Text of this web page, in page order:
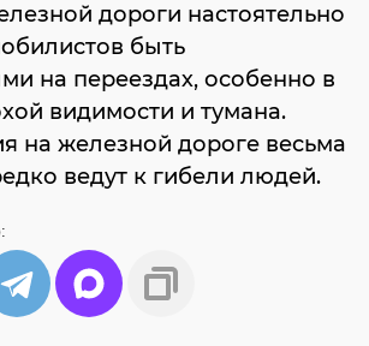
дороги настоятельно
быть
на переездах, особенно в
видимости и тумана.
на железной дороге весьма
ведут к гибели людей.